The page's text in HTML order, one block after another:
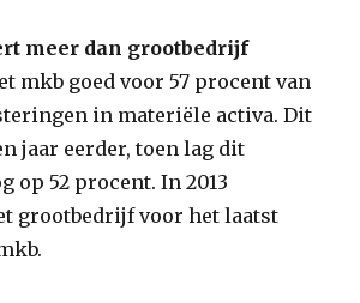
meer dan grootbedrijf
mkb goed voor 57 procent van
in materiële activa. Dit
jaar eerder, toen lag dit
op 52 procent. In 2013
grootbedrijf voor het laatst